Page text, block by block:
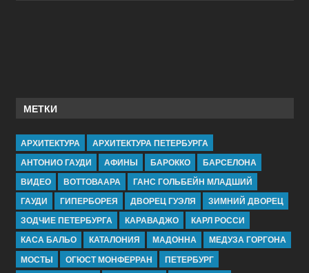
МЕТКИ
АРХИТЕКТУРА
АРХИТЕКТУРА ПЕТЕРБУРГА
АНТОНИО ГАУДИ
АФИНЫ БАРОККО
БАРСЕЛОНА
ВИДЕО
ВОТТОВААРА
ГАНС ГОЛЬБЕЙН МЛАДШИЙ
ГАУДИ
ГИПЕРБОРЕЯ ДВОРЕЦ ГУЭЛЯ
ЗИМНИЙ ДВОРЕЦ
ЗОДЧИЕ ПЕТЕРБУРГА
КАРАВАДЖО
КАРЛ РОССИ
КАСА БАЛЬО
КАТАЛОНИЯ МАДОННА
МЕДУЗА ГОРГОНА
МОСТЫ
ОГЮСТ МОНФЕРРАН ПЕТЕРБУРГ